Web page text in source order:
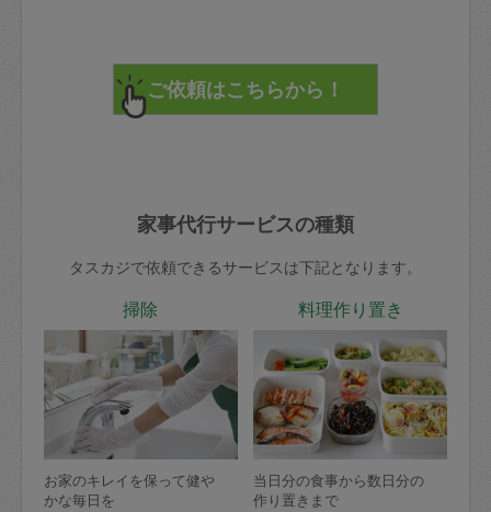
家事代行サービスの種類
タスカジで依頼できるサービスは下記となります。
掃除
お家のキレイを保って健や
かな毎日を
料理作り置き
当日分の食事から数日分の
作り置きまで